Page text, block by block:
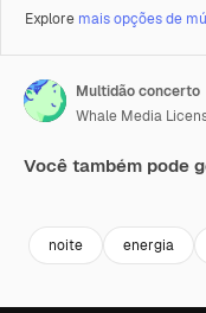
Explore mais opções de
Multidão concerto
Whale Media
Você também pode
noite energia